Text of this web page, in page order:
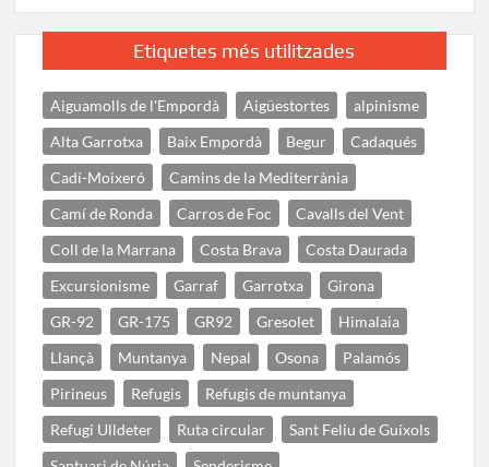
Etiquetes més utilitzades
Aiguamolls de l'Empordà Aigüestortes
alpinisme
Alta Garrotxa
Baix Empordà Begur
Cadaqués
Cadí-Moixeró
Camins de la Mediterrània
Camí de Ronda
Carros de Foc
Cavalls del Vent
Coll de la Marrana
Costa Brava
Costa Daurada
Excursionisme
Garraf Garrotxa
Girona
GR-92
GR-175 GR92 Gresolet
Himalaia
Llançà
Muntanya Nepal Osona
Palamós
Pirineus
Refugis
Refugis de muntanya
Refugi Ulldeter
Ruta circular
Sant Feliu de Guíxols